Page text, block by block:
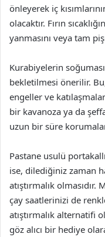
önleyerek iç
olacaktır. Fırın
yanmasını veya tam
Kurabiyelerin
bekletilmesi önerilir.
engeller ve
bir kavanoza ya da
uzun bir süre
Pastane usulü
ise, dilediğiniz zaman
atıştırmalık
çay saatlerinizi de
atıştırmalık alternatifi
göz alıcı bir hediye